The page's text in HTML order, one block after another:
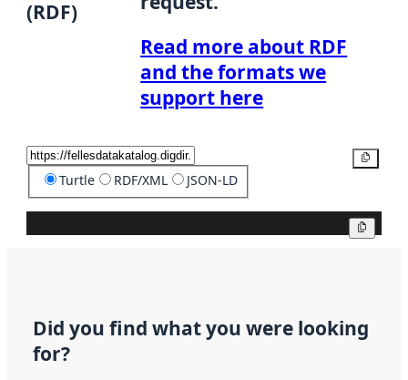
(RDF)
Read more about RDF
and the formats we
support here
Turtle RDF/XML JSON-LD
Did you find what you were looking
for?